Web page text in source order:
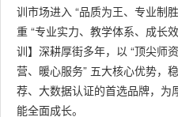
训市场进入 “品质为王、专业制
重 “专业实力、教学体系、成长
训】深耕厚街多年，以 “顶尖师
营、暖心服务” 五大核心优势，
荐、大数据认证的首选品牌，为
能全面成长。